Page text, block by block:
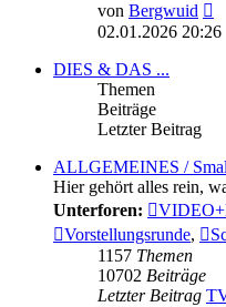
von Bergwuid
02.01.2026 20:26
DIES & DAS ...
Themen
Beiträge
Letzter Beitrag
ALLGEMEINES /
Hier gehört alles rein,
Unterforen:
Vorstellungsrunde,
1157 Themen
10702 Beiträge
Letzter Beitrag